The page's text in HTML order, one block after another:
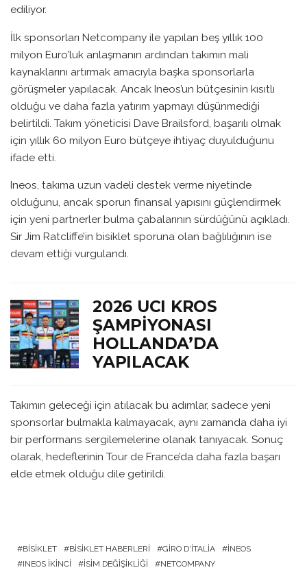
ediliyor.
İlk sponsorları Netcompany ile yapılan beş yıllık 100
milyon Euro’luk anlaşmanın ardından takımın mali
kaynaklarını artırmak amacıyla başka sponsorlarla
görüşmeler yapılacak. Ancak Ineos’un bütçesinin kısıtlı
olduğu ve daha fazla yatırım yapmayı düşünmediği
belirtildi. Takım yöneticisi Dave Brailsford, başarılı olmak
için yıllık 60 milyon Euro bütçeye ihtiyaç duyulduğunu
ifade etti.
Ineos, takıma uzun vadeli destek verme niyetinde
olduğunu, ancak sporun finansal yapısını güçlendirmek
için yeni partnerler bulma çabalarının sürdüğünü açıkladı.
Sir Jim Ratcliffe’in bisiklet sporuna olan bağlılığının ise
devam ettiği vurgulandı.
2026 UCI KROS
ŞAMPIYONASI
HOLLANDA’DA
YAPILACAK
Takımın geleceği için atılacak bu adımlar, sadece yeni
sponsorlar bulmakla kalmayacak, aynı zamanda daha iyi
bir performans sergilemelerine olanak tanıyacak. Sonuç
olarak, hedeflerinin Tour de France’da daha fazla başarı
elde etmek olduğu dile getirildi.
BISIKLET BISIKLET HABERLERI GIRO D'ITALIA
INEOS
INEOS İKINCI
İSIM DEĞIŞIKLIĞI
NETCOMPANY